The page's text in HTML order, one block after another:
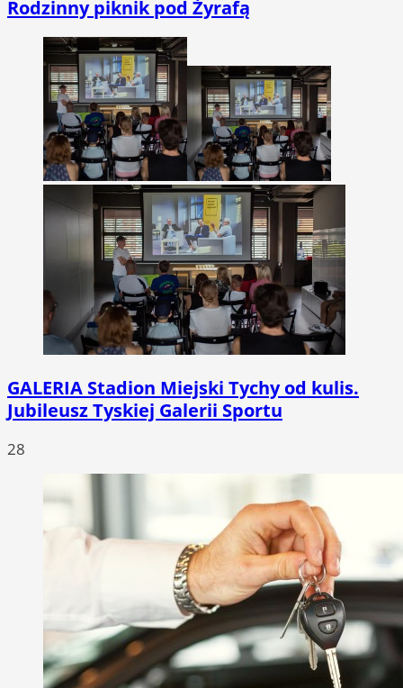
Rodzinny piknik pod Żyrafą
GALERIA Stadion Miejski Tychy od kulis.
Jubileusz Tyskiej Galerii Sportu
28